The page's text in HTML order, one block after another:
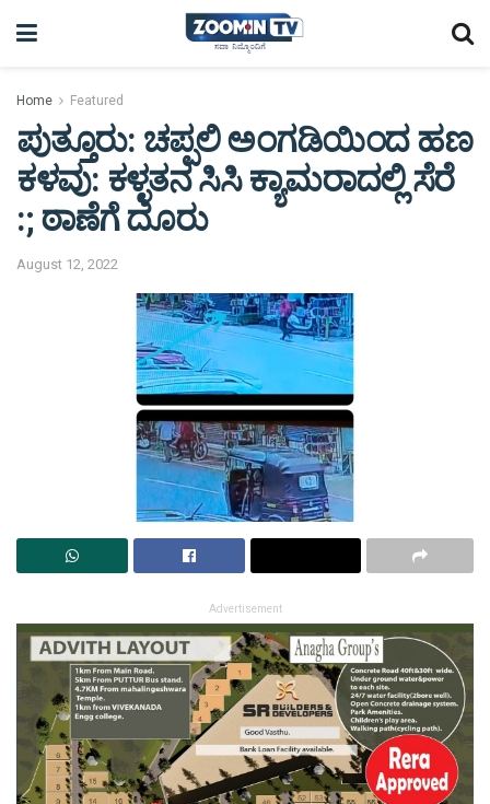
Home Featured
ಪುತ್ತೂರು: ಚಪ್ಪಲಿ ಅಂಗಡಿಯಿಂದ ಹಣ
ಕಳವು: ಕಳ್ಳತನ ಸಿಸಿ ಕ್ಯಾಮರಾದಲ್ಲಿ ಸೆರೆ
:; ಠಾಣೆಗೆ ದೂರು
August 12, 2022
Advertisement